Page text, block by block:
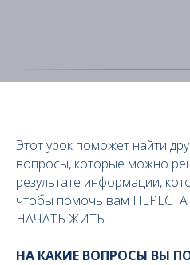
Этот урок поможет найти
вопросы, которые можно
результате информации,
чтобы помочь вам
НАЧАТЬ ЖИТЬ.
НА КАКИЕ ВОПРОСЫ ВЫ